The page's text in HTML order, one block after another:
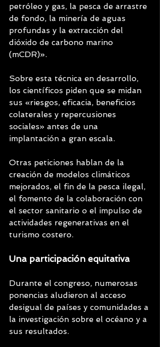
petróleo y gas, la pesca de arrastre
de fondo, la minería de aguas
profundas y la extracción del
dióxido de carbono marino
(mCDR)».
Sobre esta técnica en desarrollo,
los científicos piden que se midan
sus «riesgos, eficacia, beneficios
colaterales y repercusiones
sociales» antes de una
implantación a gran escala.
Otras peticiones hablan de la
creación de modelos climáticos
mejorados, el fin de la pesca ilegal,
el fomento de la colaboración con
el sector sanitario o el impulso de
actividades regenerativas en el
turismo costero.
Una participación equitativa
Durante el congreso, numerosas
ponencias aludieron al acceso
desigual de países y comunidades a
la investigación sobre el océano y a
sus resultados.